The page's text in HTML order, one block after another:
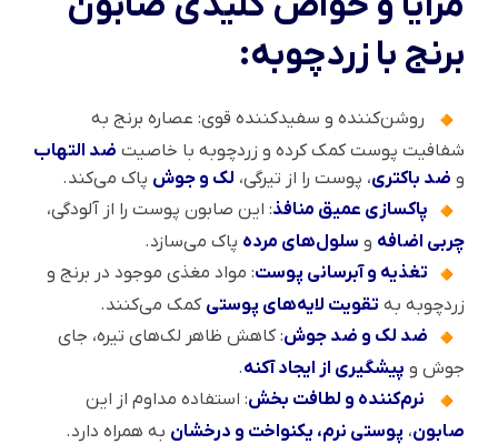
برنج با زردچوبه:
روشن‌کننده و سفیدکننده قوی: عصاره برنج به
شفافیت پوست کمک کرده و زردچوبه با خاصیت ضد التهاب
و ضد باکتری، پوست را از تیرگی، لک و جوش پاک می‌کند.
پاکسازی عمیق منافذ: این صابون پوست را از آلودگی،
چربی اضافه و سلول‌های مرده پاک می‌سازد.
تغذیه و آبرسانی پوست: مواد مغذی موجود در برنج و
زردچوبه به تقویت لایه‌های پوستی کمک می‌کنند.
ضد لک و ضد جوش: کاهش ظاهر لک‌های تیره، جای
جوش و پیشگیری از ایجاد آکنه.
نرم‌کننده و لطافت‌ بخش: استفاده مداوم از این
صابون، پوستی نرم، یکنواخت و درخشان به همراه دارد.